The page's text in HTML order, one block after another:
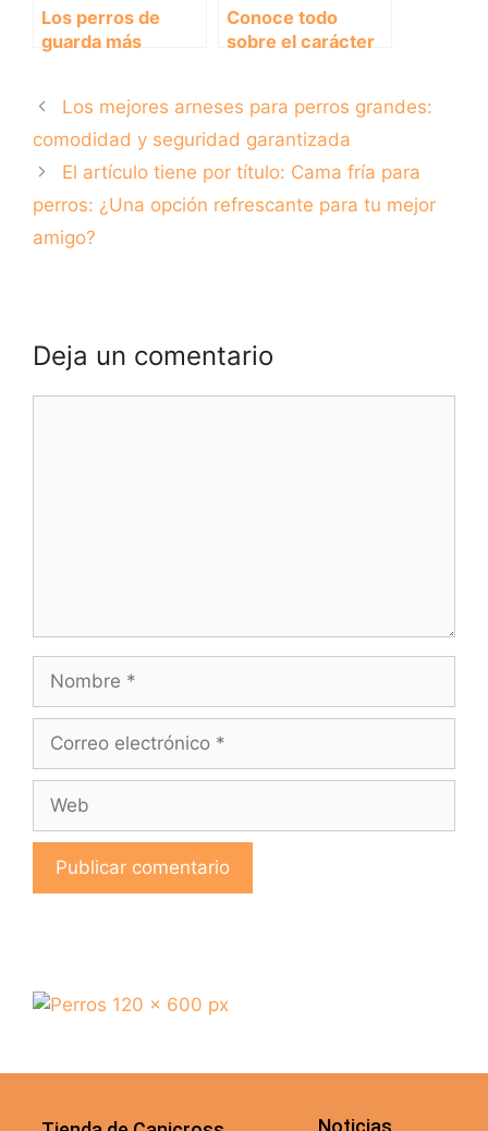
Los perros de
guarda más
y familia
Conoce todo
sobre el carácter
activa y amistosa
Los mejores arneses para perros grandes:
comodidad y seguridad garantizada
El artículo tiene por título: Cama fría para
perros: ¿Una opción refrescante para tu mejor
amigo?
Deja un comentario
Noticias